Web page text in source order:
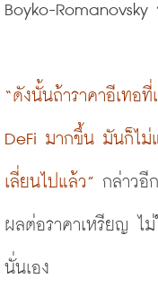
Boyko-Romanovsky
“ดังนั้นถ้าราคาอีเทอ
DeFi มากขึ้น มันก็ไม่
เลี่ยนไปแล้ว” กล่าวอี
ผลต่อราคาเหรียญ ไ
นั่นเอง